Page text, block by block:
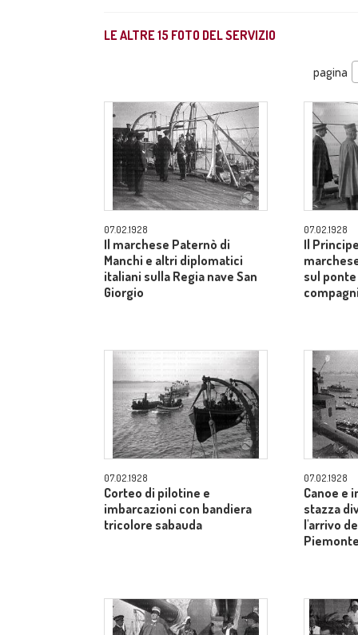
LE ALTRE15 FOTO DEL SERVIZIO
pagina
07.02.1928
Il marchese Paternò di
Manchi e altri diplomatici
italiani sulla Regia nave San
Giorgio
07.02.1928
Il
sul
07.02.1928
Corteo di pilotine e
imbarcazioni con bandiera
tricolore sabauda
07.02.1928
Canoe e
stazza
l'arrivo